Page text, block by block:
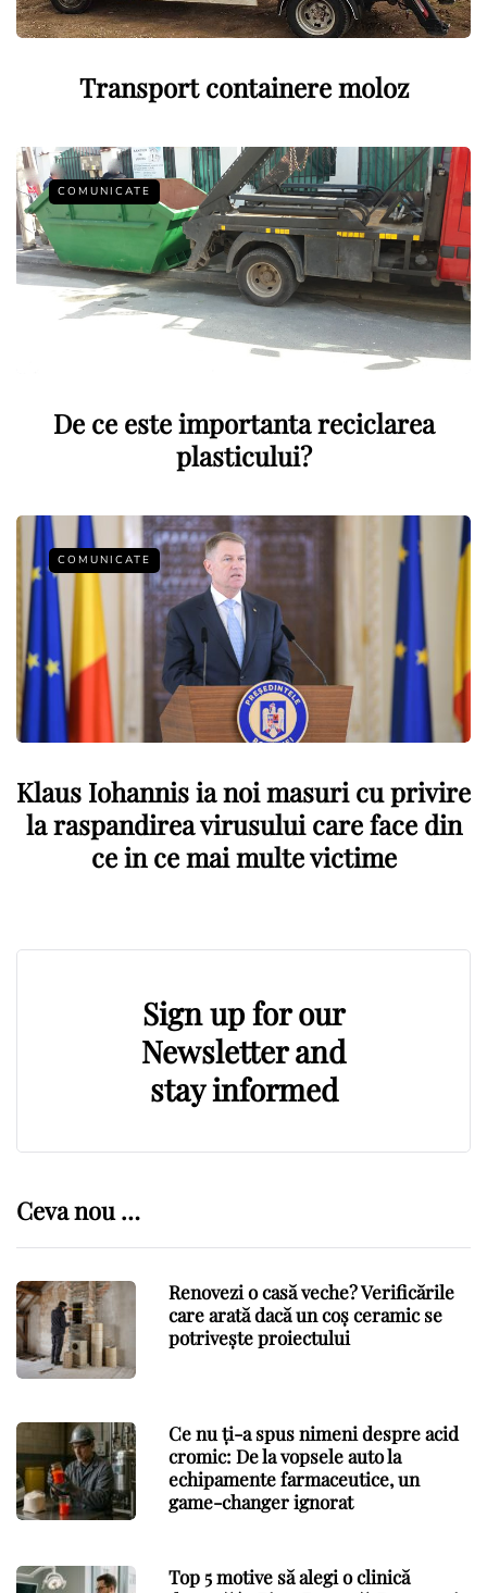
Transport containere moloz
COMUNICATE
De ce este importanta reciclarea
plasticului?
COMUNICATE
Klaus Iohannis ia noi masuri cu privire
la raspandirea virusului care face din
ce in ce mai multe victime
Sign up for our
Newsletter and
stay informed
Ceva nou …
Renovezi o casă veche? Verificările
care arată dacă un coș ceramic se
potrivește proiectului
Ce nu ți-a spus nimeni despre acid
cromic: De la vopsele auto la
echipamente farmaceutice, un
game-changer ignorat
Top 5 motive să alegi o clinică